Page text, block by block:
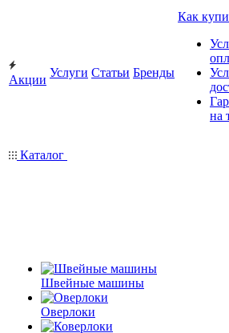
Акции
Услуги Статьи Бренды
Как
на
Каталог
Швейные машины
Оверлоки